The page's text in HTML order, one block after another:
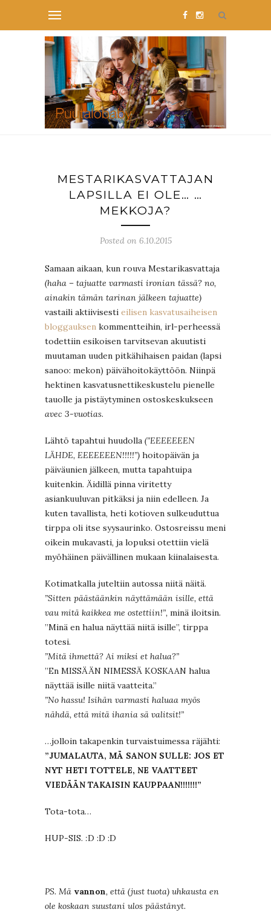
MESTARIKASVATTAJAN
LAPSILLA EI OLE… …
MEKKOJA?
Posted on 6.10.2015
Samaan aikaan, kun rouva Mestarikasvattaja
(haha – tajuatte varmasti ironian tässä? no,
ainakin tämän tarinan jälkeen tajuatte)
vastaili aktiivisesti eilisen kasvatusaiheisen
bloggauksen kommentteihin, irl-perheessä
todettiin esikoisen tarvitsevan akuutisti
muutaman uuden pitkähihaisen paidan (lapsi
sanoo: mekon) päivähoitokäyttöön. Niinpä
hektinen kasvatusnettikeskustelu pienelle
tauolle ja pistäytyminen ostoskeskukseen
avec 3-vuotias.
Lähtö tapahtui huudolla (”EEEEEEEN
LÄHDE, EEEEEEEN!!!!!”) hoitopäivän ja
päiväunien jälkeen, mutta tapahtuipa
kuitenkin. Äidillä pinna viritetty
asiankuuluvan pitkäksi ja niin edelleen. Ja
kuten tavallista, heti kotioven sulkeuduttua
tirppa oli itse syysaurinko. Ostosreissu meni
oikein mukavasti, ja lopuksi otettiin vielä
myöhäinen päivällinen mukaan kiinalaisesta.
Kotimatkalla juteltiin autossa niitä näitä.
”Sitten päästäänkin näyttämään isille, että
vau mitä kaikkea me ostettiin!”, minä iloitsin.
”Minä en halua näyttää niitä isille”, tirppa
totesi.
”Mitä ihmettä? Ai miksi et halua?”
”En MISSÄÄN NIMESSÄ KOSKAAN halua
näyttää isille niitä vaatteita.”
”No hassu! Isihän varmasti haluaa myös
nähdä, että mitä ihania sä valitsit!”
…jolloin takapenkin turvaistuimessa räjähti:
”JUMALAUTA, MÄ SANON SULLE: JOS ET
NYT HETI TOTTELE, NE VAATTEET
VIEDÄÄN TAKAISIN KAUPPAAN!!!!!!!”
Tota-tota…
HUP-SIS. :D :D :D
PS. Mä vannon, että (just tuota) uhkausta en
ole koskaan suustani ulos päästänyt.